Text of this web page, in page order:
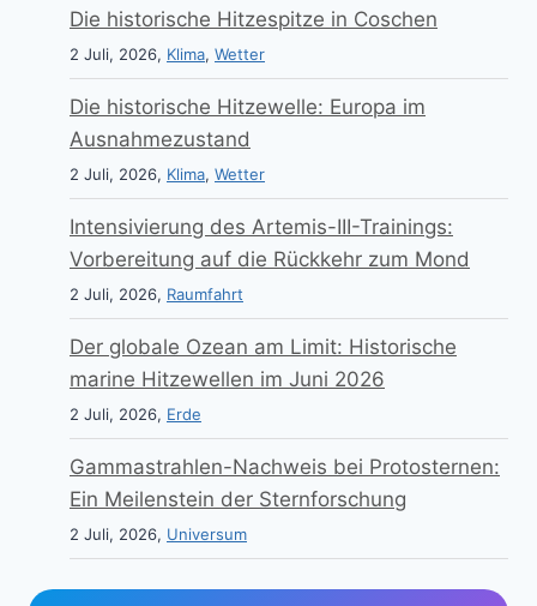
Die historische Hitzespitze in Coschen
2 Juli, 2026, Klima, Wetter
Die historische Hitzewelle: Europa im
Ausnahmezustand
2 Juli, 2026, Klima, Wetter
Intensivierung des Artemis-III-Trainings:
Vorbereitung auf die Rückkehr zum Mond
2 Juli, 2026, Raumfahrt
Der globale Ozean am Limit: Historische
marine Hitzewellen im Juni 2026
2 Juli, 2026, Erde
Gammastrahlen-Nachweis bei Protosternen:
Ein Meilenstein der Sternforschung
2 Juli, 2026, Universum